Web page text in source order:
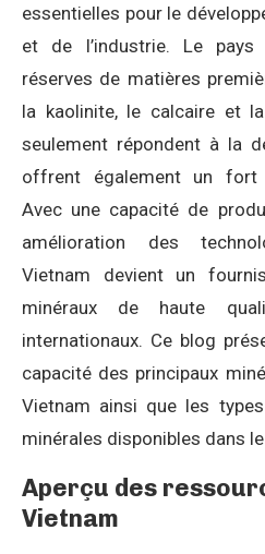
essentielles pour le
et de l’industrie. Le pays
réserves de matières
la kaolinite, le calcaire et
seulement répondent à la
offrent également un fort
Avec une capacité de
amélioration des
Vietnam devient un
minéraux de haute
internationaux. Ce blog
capacité des principaux
Vietnam ainsi que les
minérales disponibles dans le
Aperçu des
Vietnam